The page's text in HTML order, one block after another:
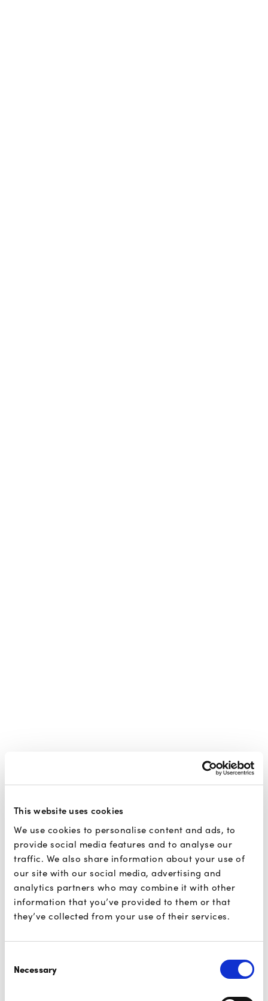
This website uses cookies
We use cookies to personalise content and ads, to
provide social media features and to analyse our
traffic. We also share information about your use of
our site with our social media, advertising and
analytics partners who may combine it with other
information that you’ve provided to them or that
they’ve collected from your use of their services.
Selection
Necessary